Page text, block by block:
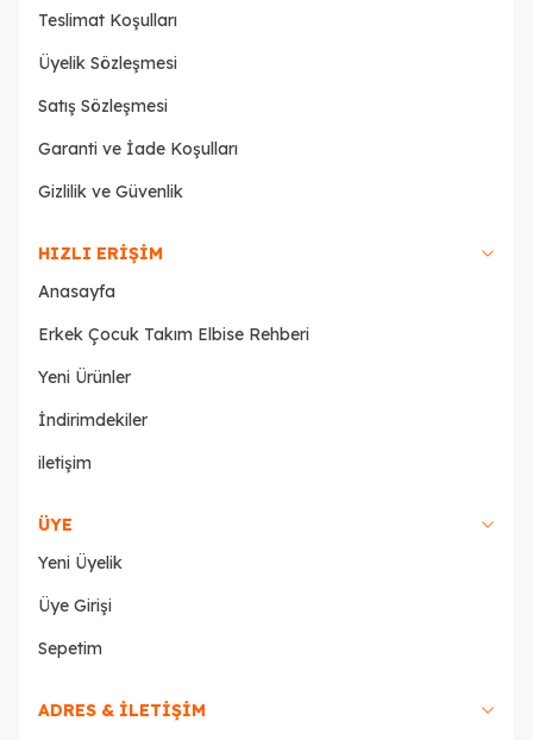
Teslimat Koşulları
Üyelik Sözleşmesi
Satış Sözleşmesi
Garanti ve İade Koşulları
Gizlilik ve Güvenlik
HIZLI ERIŞIM
Anasayfa
Erkek Çocuk Takım Elbise Rehberi
Yeni Ürünler
İndirimdekiler
iletişim
ÜYE
Yeni Üyelik
Üye Girişi
Sepetim
ADRES & İLETİŞİM